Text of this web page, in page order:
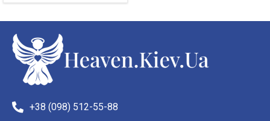
+38 (098) 512-55-88